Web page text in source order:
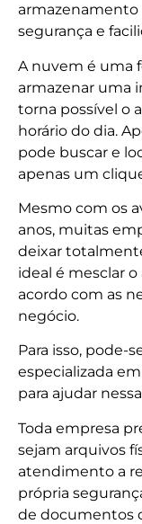
segurança e
A nuvem é uma
armazenar uma
torna possível o
horário do dia.
pode buscar e
apenas um
Mesmo com os
anos, muitas
deixar
ideal é mesclar
acordo com as
negócio.
Para isso, pode-
especializada
para ajudar
Toda empresa
sejam arquivos
atendimento a
própria
de documentos